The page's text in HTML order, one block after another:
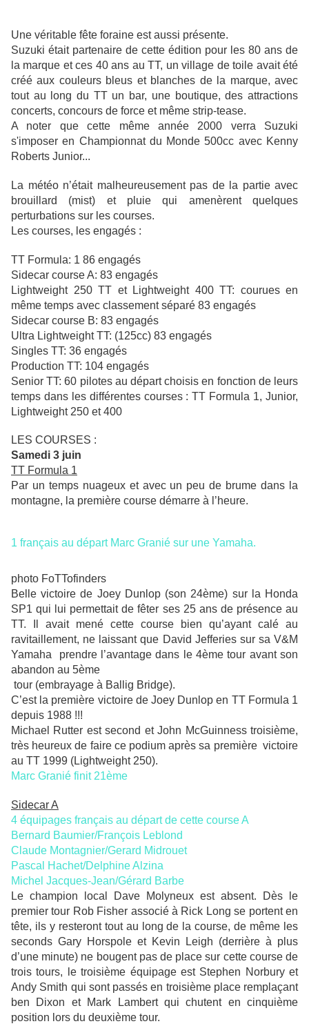
Une véritable fête foraine est aussi présente.
Suzuki était partenaire de cette édition pour les 80 ans de
la marque et ces 40 ans au TT, un village de toile avait été
créé aux couleurs bleus et blanches de la marque, avec
tout au long du TT un bar, une boutique, des attractions
concerts, concours de force et même strip-tease.
A noter que cette même année 2000 verra Suzuki
s'imposer en Championnat du Monde 500cc avec Kenny
Roberts Junior...
La météo n’était malheureusement pas de la partie avec
brouillard (mist) et pluie qui amenèrent quelques
perturbations sur les courses.
Les courses, les engagés :
TT Formula: 1 86 engagés
Sidecar course A: 83 engagés
Lightweight 250 TT et Lightweight 400 TT: courues en
même temps avec classement séparé 83 engagés
Sidecar course B: 83 engagés
Ultra Lightweight TT: (125cc) 83 engagés
Singles TT: 36 engagés
Production TT: 104 engagés
Senior TT: 60 pilotes au départ choisis en fonction de leurs
temps dans les différentes courses : TT Formula 1, Junior,
Lightweight 250 et 400
LES COURSES :
Samedi 3 juin
TT Formula 1
Par un temps nuageux et avec un peu de brume dans la
montagne, la première course démarre à l’heure.
1 français au départ Marc Granié sur une Yamaha.
photo FoTTofinders
Belle victoire de Joey Dunlop (son 24ème) sur la Honda
SP1 qui lui permettait de fêter ses 25 ans de présence au
TT. Il avait mené cette course bien qu’ayant calé au
ravitaillement, ne laissant que David Jefferies sur sa V&M
Yamaha prendre l’avantage dans le 4ème tour avant son
abandon au 5ème
tour (embrayage à Ballig Bridge).
C’est la première victoire de Joey Dunlop en TT Formula 1
depuis 1988 !!!
Michael Rutter est second et John McGuinness troisième,
très heureux de faire ce podium après sa première victoire
au TT 1999 (Lightweight 250).
Marc Granié finit 21ème
Sidecar A
4 équipages français au départ de cette course A
Bernard Baumier/François Leblond
Claude Montagnier/Gerard Midrouet
Pascal Hachet/Delphine Alzina
Michel Jacques-Jean/Gérard Barbe
Le champion local Dave Molyneux est absent. Dès le
premier tour Rob Fisher associé à Rick Long se portent en
tête, ils y resteront tout au long de la course, de même les
seconds Gary Horspole et Kevin Leigh (derrière à plus
d’une minute) ne bougent pas de place sur cette course de
trois tours, le troisième équipage est Stephen Norbury et
Andy Smith qui sont passés en troisième place remplaçant
ben Dixon et Mark Lambert qui chutent en cinquième
position lors du deuxième tour.